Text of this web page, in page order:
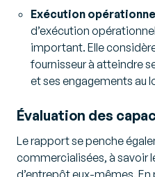
Exécution
d’exécution
important. Elle
fournisseur à atteindre
et ses engagements au
Évaluation des
Le rapport se penche
commercialisées, à savoir